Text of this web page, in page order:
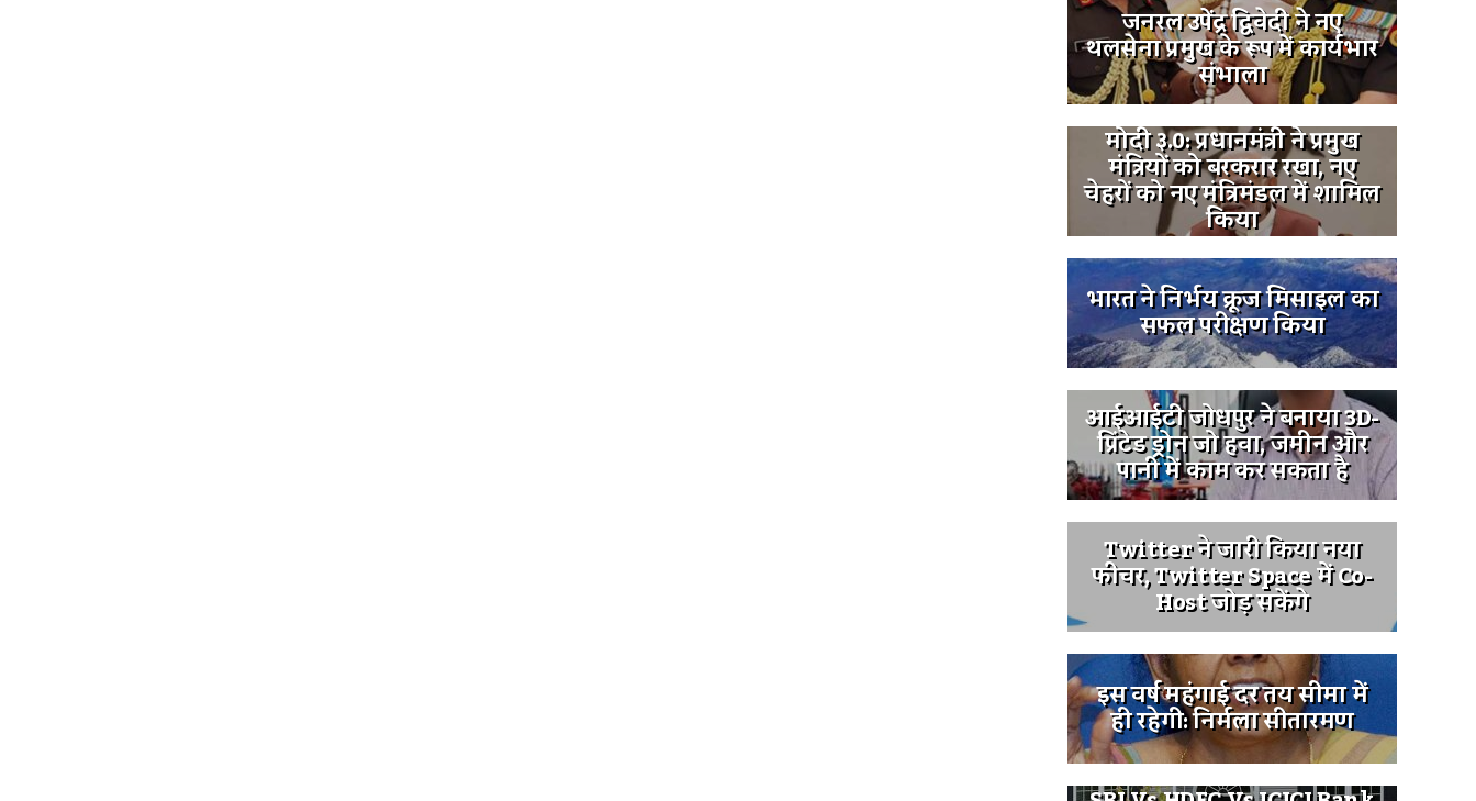
जनरल उपेंद्र द्विवेदी ने नए
थलसेना प्रमुख के रूप में कार्यभार
संभाला
मोदी ३.0: प्रधानमंत्री ने प्रमुख
मंत्रियों को बरकरार रखा, नए
चेहरों को नए मंत्रिमंडल में शामिल
किया
भारत ने निर्भय क्रूज मिसाइल का
सफल परीक्षण किया
आईआईटी जोधपुर ने बनाया 3D-
प्रिंटेड ड्रोन जो हवा, जमीन और
पानी में काम कर सकता है
Twitter ने जारी किया नया
फीचर, Twitter Space में Co-
Host जोड़ सकेंगे
इस वर्ष महंगाई दर तय सीमा में
ही रहेगी: निर्मला सीतारमण